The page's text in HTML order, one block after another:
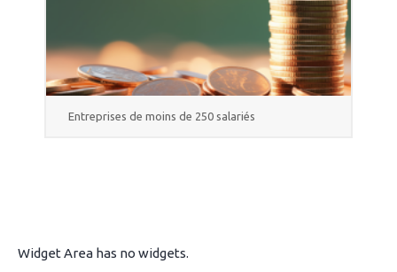
Entreprises de moins de 250 salariés
Widget Area has no widgets.